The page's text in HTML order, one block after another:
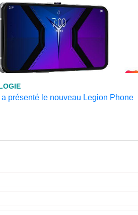
a présenté le nouveau Legion Phone